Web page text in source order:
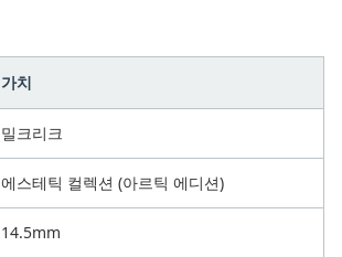
가치
밀크리크
에스테틱 컬렉션 (아르틱 에디션)
14.5mm